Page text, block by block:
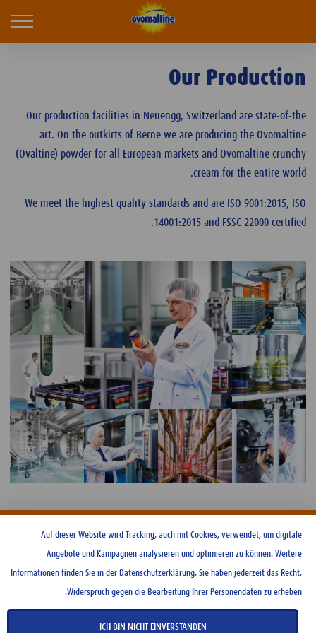
Our Production
Our production facilities in Neuengg, Switzerland are state-of-the
art. On the outkirts of Berne we are producing the Ovomaltine
(Ovaltine) powder for all European markets and Ovomaltine crunchy
cream for the entire world.
We meet the highest quality standards and are ISO 9001:2015, ISO
14001:2015 and FSSC 22000 certified.
HOME
CONTACT US
TERMS OF USE
COOKIE GUIDELINES
Auf dieser Website wird Tracking, auch mit Cookies, verwendet, um digitale
Angebote und Kampagnen analysieren und optimieren zu können. Weitere
Informationen finden Sie in der Datenschutzerklärung. Sie haben jederzeit das Recht,
Widerspruch gegen die Bearbeitung Ihrer Personendaten zu erheben.
ICH BIN NICHT EINVERSTANDEN